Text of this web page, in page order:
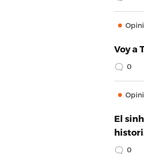
Voy a
0
El
0